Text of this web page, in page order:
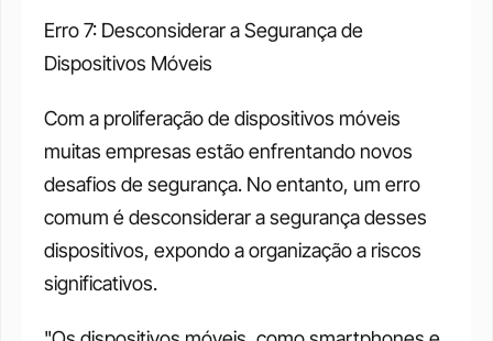
Erro 7: Desconsiderar a Segurança de
Dispositivos Móveis
Com a proliferação de dispositivos móveis
muitas empresas estão enfrentando novos
desafios de segurança. No entanto, um erro
comum é desconsiderar a segurança desses
dispositivos, expondo a organização a riscos
significativos.